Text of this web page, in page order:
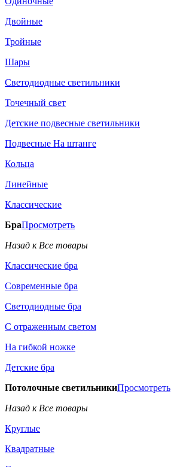
Двойные
Тройные
Шары
Светодиодные светильники
Точечный свет
Детские подвесные светильники
Подвесные На штанге
Кольца
Линейные
Классические
БраПросмотреть
Назад к Все товары
Классические бра
Современные бра
Светодиодные бра
С отраженным светом
На гибкой ножке
Детские бра
Потолочные светильникиПросмотреть
Назад к Все товары
Круглые
Квадратные